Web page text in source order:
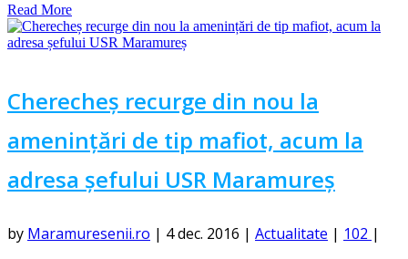
Read More
Cherecheș recurge din nou la
amenințări de tip mafiot, acum la
adresa șefului USR Maramureș
by Maramuresenii.ro | 4 dec. 2016 | Actualitate | 102 |